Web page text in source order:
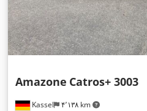
Kassel ۴٬۱۳۸ km
Amazone Catros+ 3003